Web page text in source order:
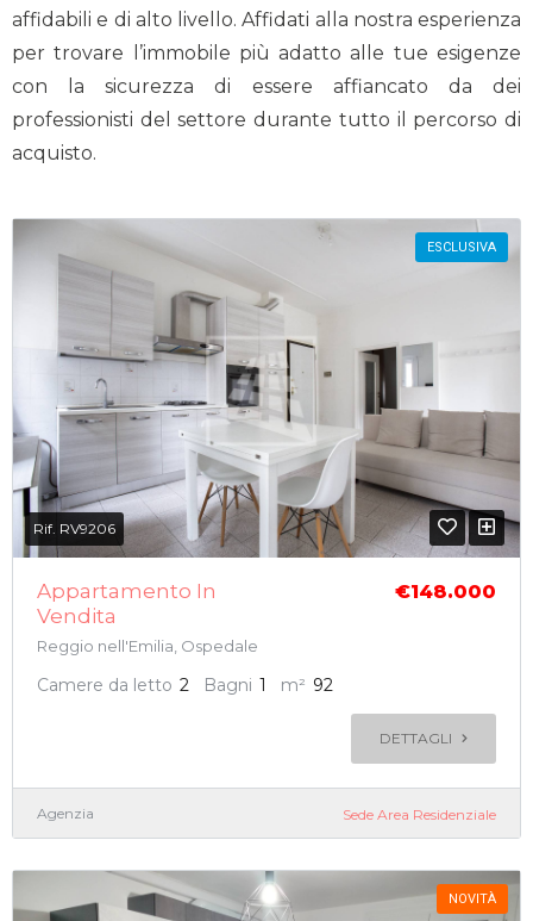
affidabili e di alto livello. Affidati alla nostra esperienza
per trovare l’immobile più adatto alle tue esigenze
con la sicurezza di essere affiancato da dei
professionisti del settore durante tutto il percorso di
acquisto.
ESCLUSIVA
Rif. RV9206
Appartamento In
Vendita
Reggio nell'Emilia, Ospedale
€148.000
Camere da letto 2 Bagni 1 m² 92
DETTAGLI
Agenzia Sede Area Residenziale
NOVITÀ